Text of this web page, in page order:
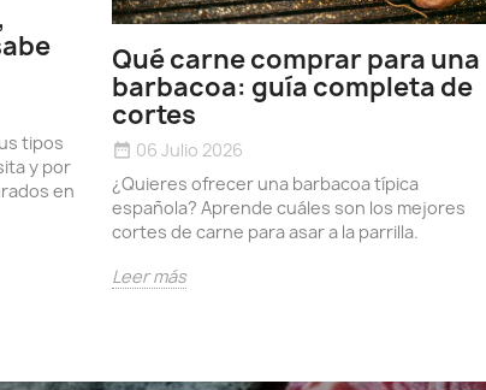
tipos
y por
en
Qué carne comprar para una
barbacoa: guía completa de
cortes
date_range 06 Julio 2026
¿Quieres ofrecer una barbacoa típica
española? Aprende cuáles son los mejores
cortes de carne para asar a la parrilla.
Leer más